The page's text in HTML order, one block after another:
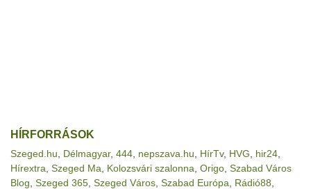
HÍRFORRÁSOK
Szeged.hu Délmagyar, 444 nepszava.hu HírTv, HVG hir24
Hírextra Szeged Ma Kolozsvári szalonna Origo Szabad Város
Blog Szeged 365 Szeged Város Szabad Európa Rádió88